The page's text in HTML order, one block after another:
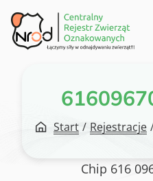
Przejdź
do
treści
Start / Rejestracje
Chip 616